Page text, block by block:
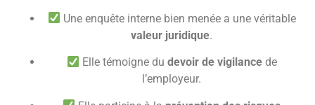
Une enquête interne bien menée a une véritable
valeur juridique.
Elle témoigne du devoir de vigilancede
l’employeur.